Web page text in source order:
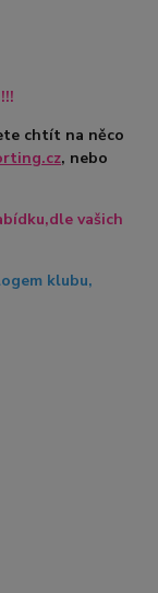
chtít na něco
, nebo
vašich
klubu,